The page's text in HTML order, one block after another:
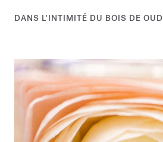
DANS L'INTIMITÉ DU BOIS DE OUD